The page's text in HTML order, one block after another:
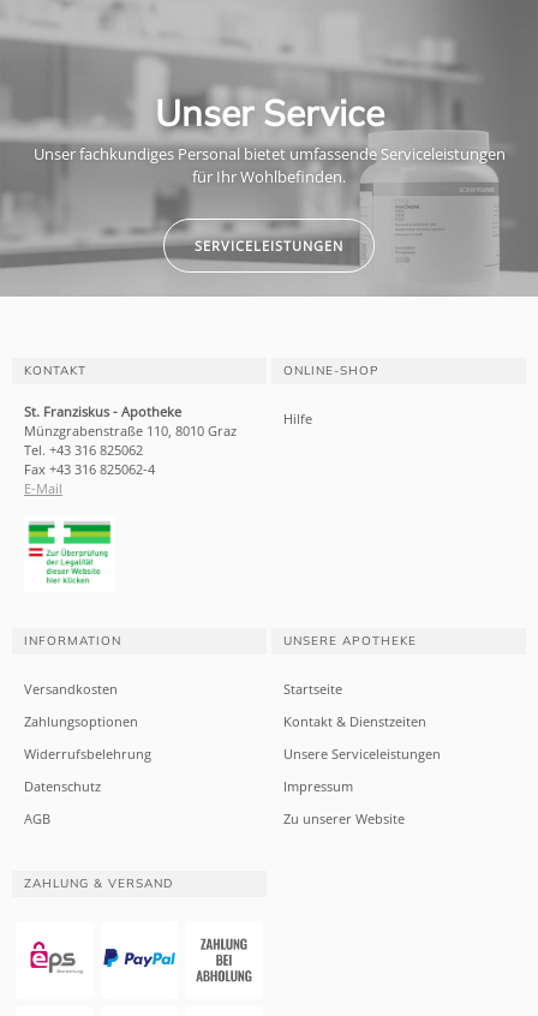
Unser Service
Unser fachkundiges Personal bietet umfassende Serviceleistungen
für Ihr Wohlbefinden.
SERVICELEISTUNGEN
KONTAKT
St. Franziskus - Apotheke
Münzgrabenstraße 110, 8010 Graz
Tel. +43 316 825062
Fax +43 316 825062-4
E-Mail
ONLINE-SHOP
Hilfe
INFORMATION
Versandkosten
Zahlungsoptionen
Widerrufsbelehrung
Datenschutz
AGB
UNSERE APOTHEKE
Startseite
Kontakt & Dienstzeiten
Unsere Serviceleistungen
Impressum
Zu unserer Website
ZAHLUNG & VERSAND